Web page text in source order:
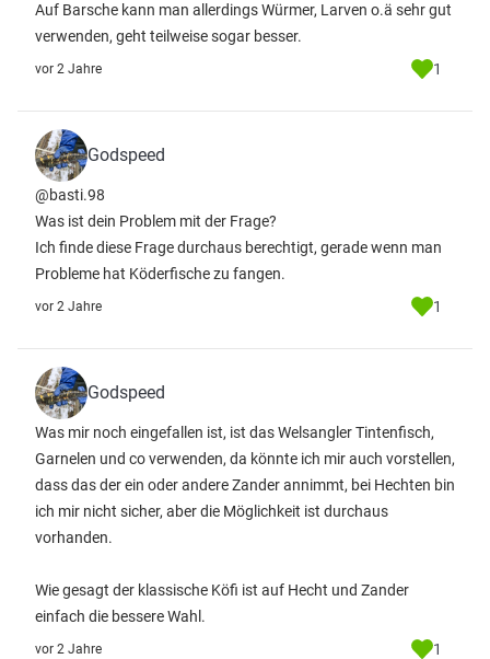
Auf Barsche kann man allerdings Würmer, Larven o.ä sehr gut
verwenden, geht teilweise sogar besser.
vor 2 Jahre 1
Godspeed
@basti.98
Was ist dein Problem mit der Frage?
Ich finde diese Frage durchaus berechtigt, gerade wenn man
Probleme hat Köderfische zu fangen.
vor 2 Jahre 1
Godspeed
Was mir noch eingefallen ist, ist das Welsangler Tintenfisch,
Garnelen und co verwenden, da könnte ich mir auch vorstellen,
dass das der ein oder andere Zander annimmt, bei Hechten bin
ich mir nicht sicher, aber die Möglichkeit ist durchaus
vorhanden.
Wie gesagt der klassische Köfi ist auf Hecht und Zander
einfach die bessere Wahl.
vor 2 Jahre 1